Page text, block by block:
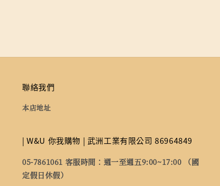
聯絡我們
本店地址
| W&U 你我購物 | 武洲工業有限公司 86964849
05-7861061 客服時間：週一至週五9:00~17:00 （國
定假日休假）